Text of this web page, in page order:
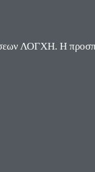
ΛΟΓΧΗ. Η